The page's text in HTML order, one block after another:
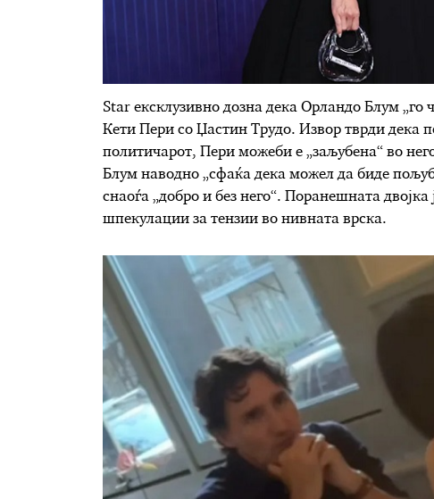
Star ексклузивно дозна дека Орландо Блум „го
Кети Пери со Џастин Трудо. Извор тврди дека
политичарот, Пери можеби е „заљубена“ во
Блум наводно „сфаќа дека можел да биде
снаоѓа „добро и без него“. Поранешната двојка
шпекулации за тензии во нивната врска.